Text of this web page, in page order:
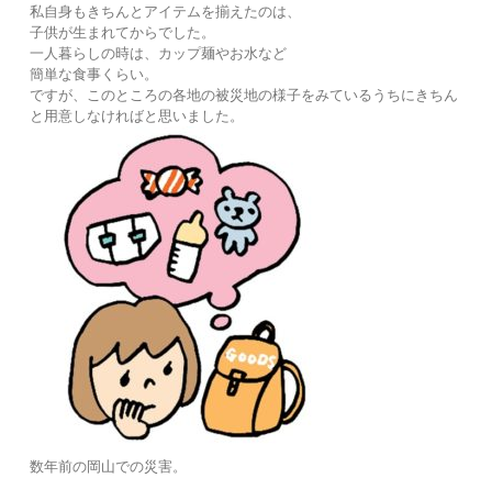
私自身もきちんとアイテムを揃えたのは、
子供が生まれてからでした。
一人暮らしの時は、カップ麺やお水など
簡単な食事くらい。
ですが、このところの各地の被災地の様子をみているうちにきちん
と用意しなければと思いました。
数年前の岡山での災害。